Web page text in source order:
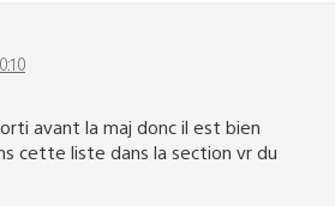
avant la maj donc il est bien
cette liste dans la section vr du